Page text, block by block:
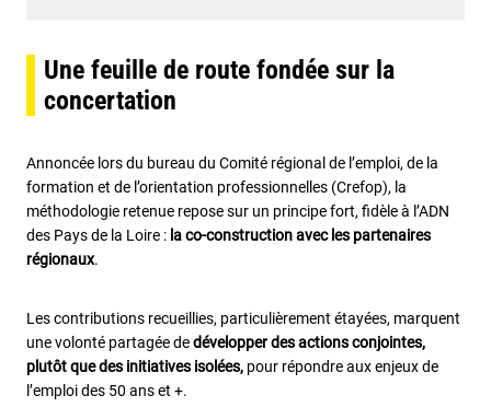
Une feuille de route fondée sur la
concertation
Annoncée lors du bureau du Comité régional de l’emploi, de la
formation et de l’orientation professionnelles (Crefop), la
méthodologie retenue repose sur un principe fort, fidèle à l’ADN
des Pays de la Loire : la co-construction avec les partenaires
régionaux.
Les contributions recueillies, particulièrement étayées, marquent
une volonté partagée dedévelopper des actions conjointes,
plutôt que des initiatives isolées, pour répondre aux enjeux de
l’emploi des 50 ans et +.